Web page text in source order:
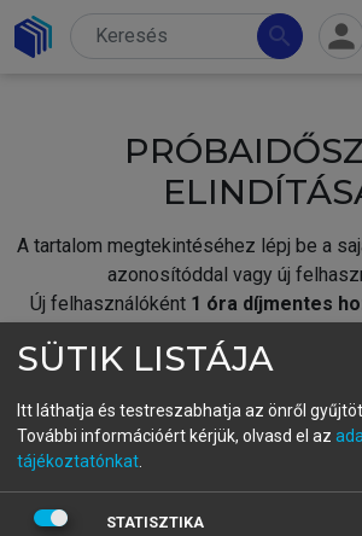
search person
A tartalom megtekintéséhez lépj be a
azonosítóddal vagy új
Új felhasználóként 1 óra díjmentes
fiókoddal,vagy hozz létre
A regisztráció után apróbaidőszak
BELÉPÉS SAJÁT FIÓKKAL
SÜTIK LISTÁJA
Itt láthatja és testreszabhatja az önről
További információért kérjük, olvasd el az
tájékoztatónkat
STATISZTIKA